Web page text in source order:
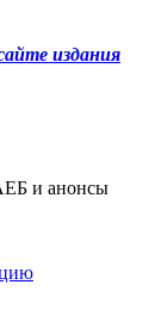
издания
и анонсы